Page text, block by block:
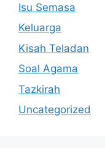
Isu Semasa
Keluarga
Kisah Teladan
Soal Agama
Tazkirah
Uncategorized